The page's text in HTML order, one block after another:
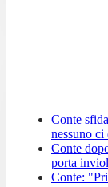
Conte
nessuno
Conte
porta
Conte: